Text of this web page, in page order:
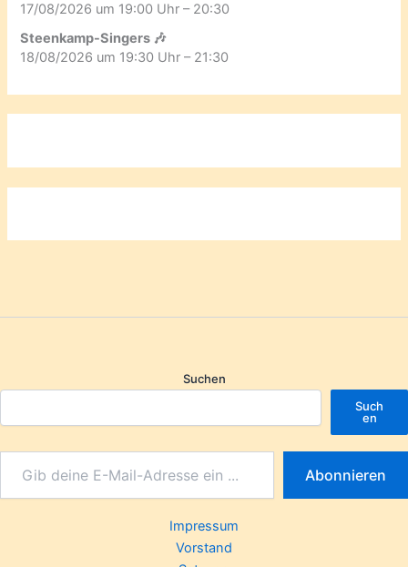
17/08/2026 um 19:00 Uhr – 20:30
Steenkamp-Singers 🎶
18/08/2026 um 19:30 Uhr – 21:30
Suchen
Such
en
Abonnieren
Impressum
Vorstand